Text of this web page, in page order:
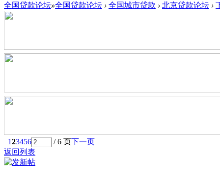
全国贷款论坛»全国贷款论坛 › 全国城市贷款 › 北京贷款论坛 ›
123456 / 6 页下一页
返回列表